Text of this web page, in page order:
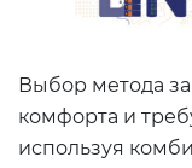
Выбор метода
комфорта и
используя